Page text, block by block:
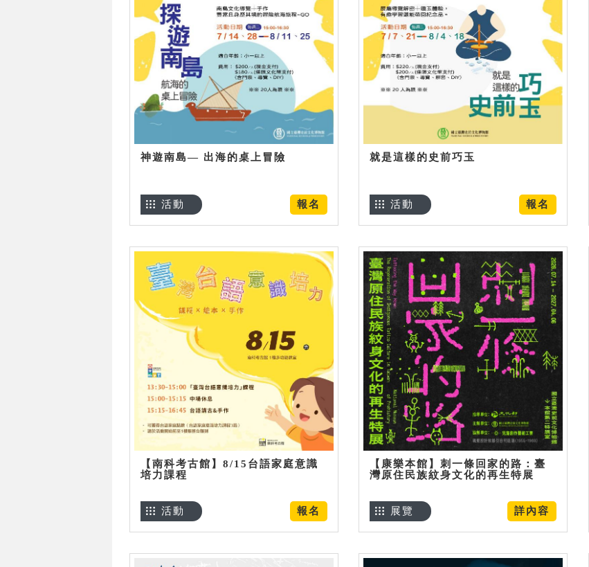
神遊南島— 出海的桌上冒險
報名
活動
就是這樣的史前巧玉
報名
活動
【南科考古館】8/15台語家庭意識
培力課程
報名
活動
【康樂本館】刺一條回家的路：臺
灣原住民族紋身文化的再生特展
詳內容
展覽